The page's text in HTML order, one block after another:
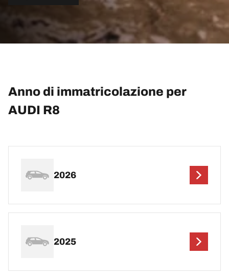
Anno di immatricolazione per
AUDI R8
2026
2025